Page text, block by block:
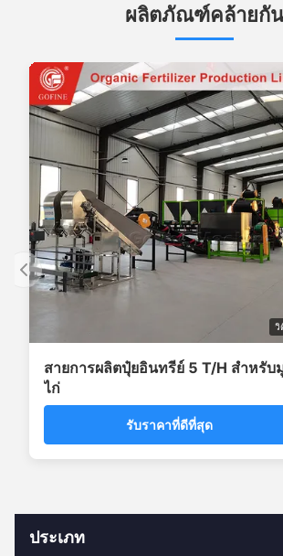
ผลิตภัณฑ์คล้ายกัน
วิ
สายการผลิตปุ๋ยอินทรีย์ 5 T/H สำหรับ
ไก่
รับราคาที่ดีที่สุด
ประเภท